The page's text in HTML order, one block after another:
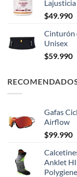
$49.990
Cinturón
Unisex
$59.990
Gafas
Airflow
$99.990
Anklet